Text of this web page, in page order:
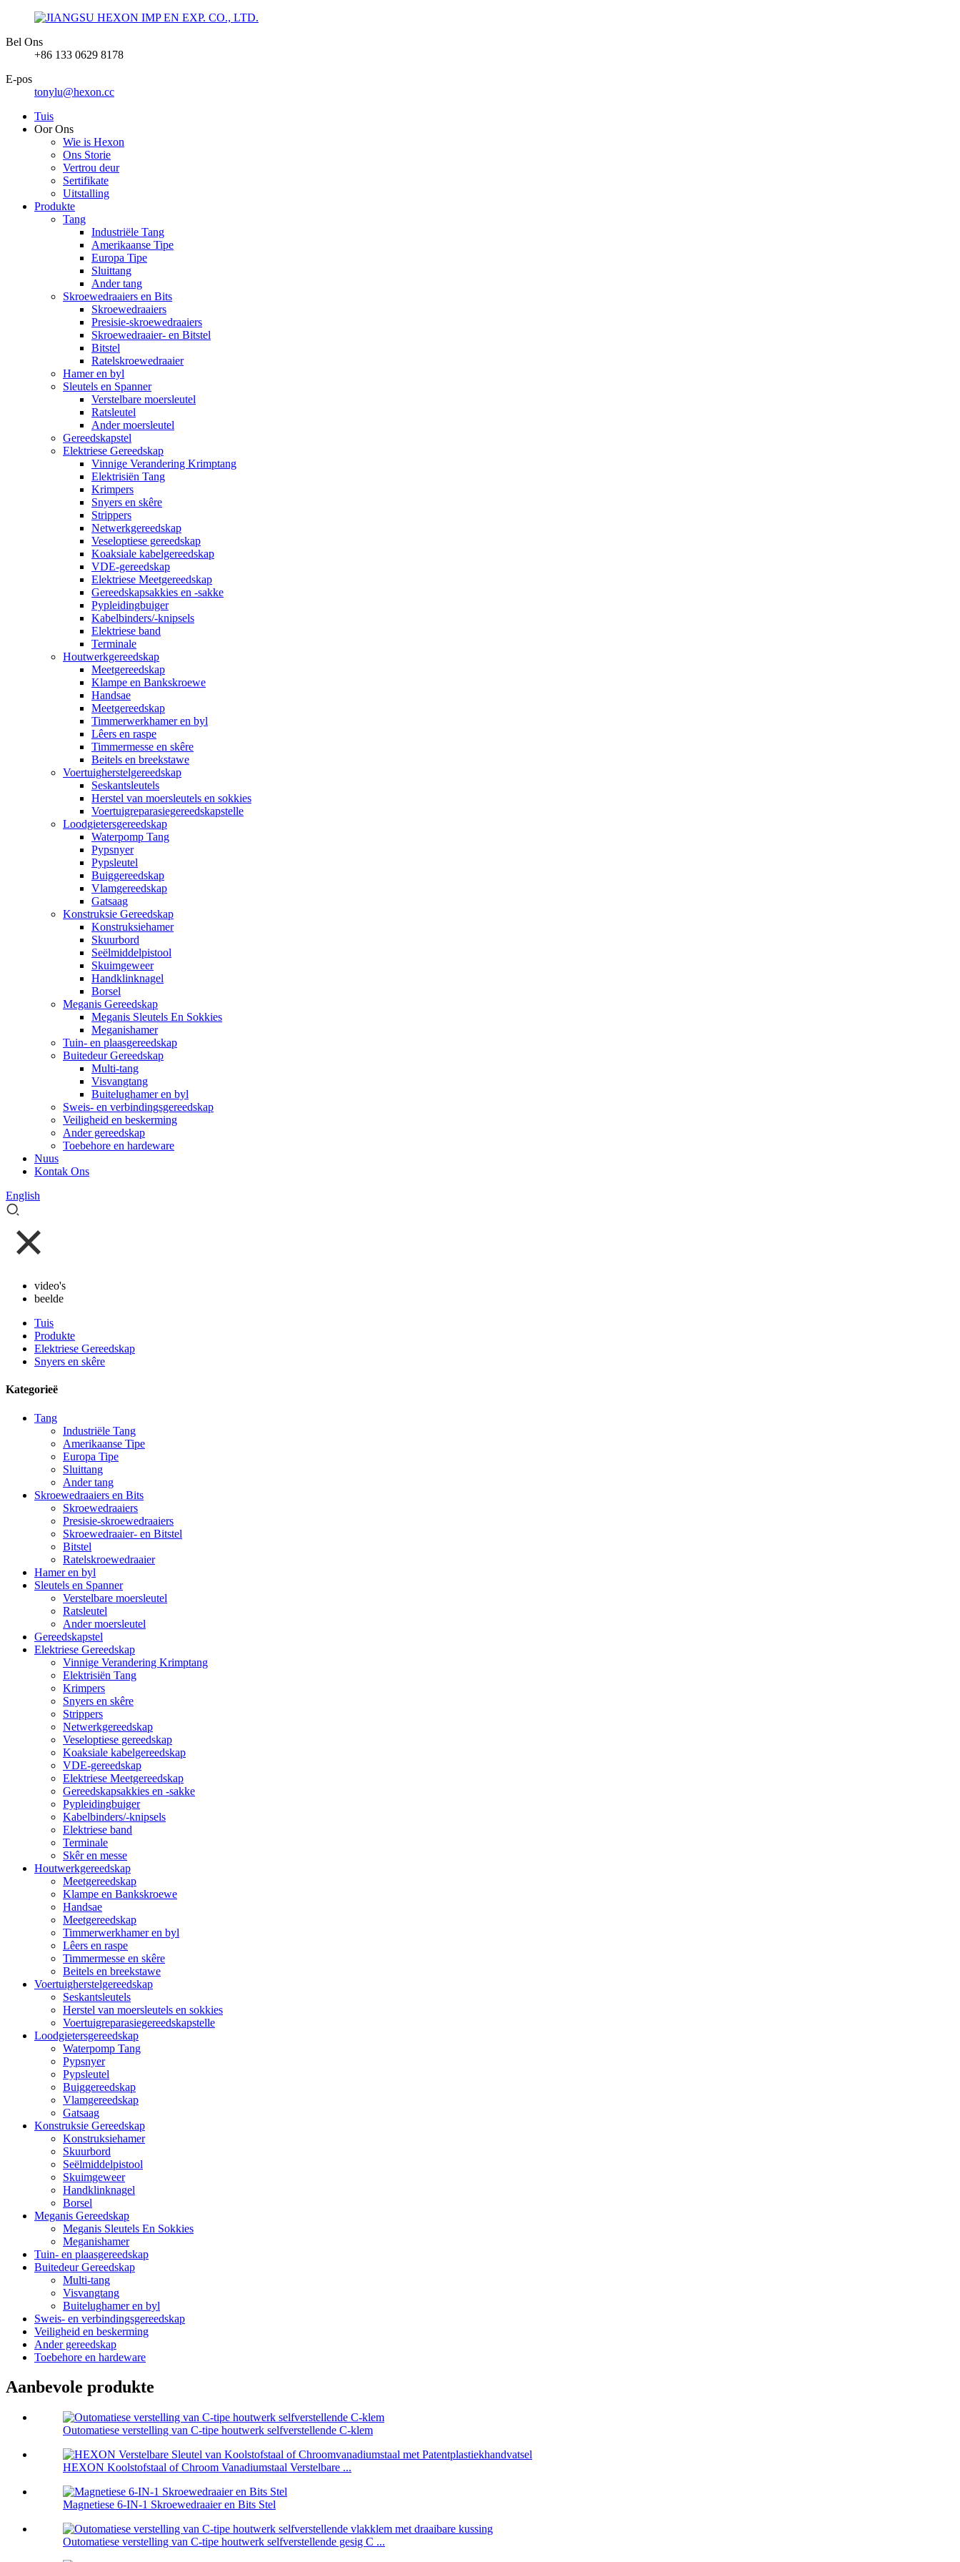
Bel Ons
+86 133 0629 8178
E-pos
tonylu@hexon.cc
Tuis
Oor Ons
Wie is Hexon
Ons Storie
Vertrou deur
Sertifikate
Uitstalling
Produkte
Tang
Industriële Tang
Amerikaanse Tipe
Europa Tipe
Sluittang
Ander tang
Skroewedraaiers en Bits
Skroewedraaiers
Presisie-skroewedraaiers
Skroewedraaier- en Bitstel
Bitstel
Ratelskroewedraaier
Hamer en byl
Sleutels en Spanner
Verstelbare moersleutel
Ratsleutel
Ander moersleutel
Gereedskapstel
Elektriese Gereedskap
Vinnige Verandering Krimptang
Elektrisiën Tang
Krimpers
Snyers en skêre
Strippers
Netwerkgereedskap
Veseloptiese gereedskap
Koaksiale kabelgereedskap
VDE-gereedskap
Elektriese Meetgereedskap
Gereedskapsakkies en -sakke
Pypleidingbuiger
Kabelbinders/-knipsels
Elektriese band
Terminale
Houtwerkgereedskap
Meetgereedskap
Klampe en Bankskroewe
Handsae
Meetgereedskap
Timmerwerkhamer en byl
Lêers en raspe
Timmermesse en skêre
Beitels en breekstawe
Voertuigherstelgereedskap
Seskantsleutels
Herstel van moersleutels en sokkies
Voertuigreparasiegereedskapstelle
Loodgietersgereedskap
Waterpomp Tang
Pypsnyer
Pypsleutel
Buiggereedskap
Vlamgereedskap
Gatsaag
Konstruksie Gereedskap
Konstruksiehamer
Skuurbord
Seëlmiddelpistool
Skuimgeweer
Handklinknagel
Borsel
Meganis Gereedskap
Meganis Sleutels En Sokkies
Meganishamer
Tuin- en plaasgereedskap
Buitedeur Gereedskap
Multi-tang
Visvangtang
Buitelughamer en byl
Sweis- en verbindingsgereedskap
Veiligheid en beskerming
Ander gereedskap
Toebehore en hardeware
Nuus
Kontak Ons
English
video's
beelde
Tuis
Produkte
Elektriese Gereedskap
Snyers en skêre
Kategorieë
Tang
Industriële Tang
Amerikaanse Tipe
Europa Tipe
Sluittang
Ander tang
Skroewedraaiers en Bits
Skroewedraaiers
Presisie-skroewedraaiers
Skroewedraaier- en Bitstel
Bitstel
Ratelskroewedraaier
Hamer en byl
Sleutels en Spanner
Verstelbare moersleutel
Ratsleutel
Ander moersleutel
Gereedskapstel
Elektriese Gereedskap
Vinnige Verandering Krimptang
Elektrisiën Tang
Krimpers
Snyers en skêre
Strippers
Netwerkgereedskap
Veseloptiese gereedskap
Koaksiale kabelgereedskap
VDE-gereedskap
Elektriese Meetgereedskap
Gereedskapsakkies en -sakke
Pypleidingbuiger
Kabelbinders/-knipsels
Elektriese band
Terminale
Skêr en messe
Houtwerkgereedskap
Meetgereedskap
Klampe en Bankskroewe
Handsae
Meetgereedskap
Timmerwerkhamer en byl
Lêers en raspe
Timmermesse en skêre
Beitels en breekstawe
Voertuigherstelgereedskap
Seskantsleutels
Herstel van moersleutels en sokkies
Voertuigreparasiegereedskapstelle
Loodgietersgereedskap
Waterpomp Tang
Pypsnyer
Pypsleutel
Buiggereedskap
Vlamgereedskap
Gatsaag
Konstruksie Gereedskap
Konstruksiehamer
Skuurbord
Seëlmiddelpistool
Skuimgeweer
Handklinknagel
Borsel
Meganis Gereedskap
Meganis Sleutels En Sokkies
Meganishamer
Tuin- en plaasgereedskap
Buitedeur Gereedskap
Multi-tang
Visvangtang
Buitelughamer en byl
Sweis- en verbindingsgereedskap
Veiligheid en beskerming
Ander gereedskap
Toebehore en hardeware
Aanbevole produkte
Outomatiese verstelling van C-tipe houtwerk selfverstellende C-klem
HEXON Koolstofstaal of Chroom Vanadiumstaal Verstelbare ...
Magnetiese 6-IN-1 Skroewedraaier en Bits Stel
Outomatiese verstelling van C-tipe houtwerk selfverstellende gesig C ...